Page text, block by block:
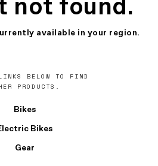
not found.
available in your region.
BELOW TO FIND
PRODUCTS.
Bikes
Bikes
Gear